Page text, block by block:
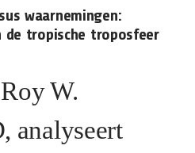
waarnemingen:
de tropische troposfeer
W.
analyseert